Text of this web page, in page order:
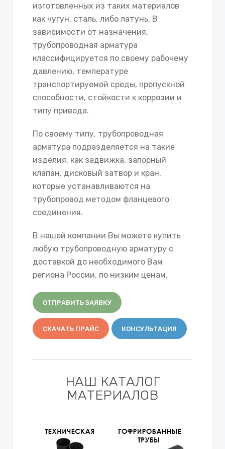
изготовленных из таких материалов
как чугун, сталь, либо латунь. В
зависимости от назначения,
трубопроводная арматура
классифицируется по своему рабочему
давлению, температуре
транспортируемой среды, пропускной
способности, стойкости к коррозии и
типу привода.
По своему типу, трубопроводная
арматура подразделяется на такие
изделия, как задвижка, запорный
клапан, дисковый затвор и кран,
которые устанавливаются на
трубопровод методом фланцевого
соединения.
В нашей компании Вы можете купить
любую трубопроводную арматуру с
доставкой до необходимого Вам
региона России, по низким ценам.
ОТПРАВИТЬ ЗАЯВКУ
СКАЧАТЬ ПРАЙС КОНСУЛЬТАЦИЯ
НАШ КАТАЛОГ
МАТЕРИАЛОВ